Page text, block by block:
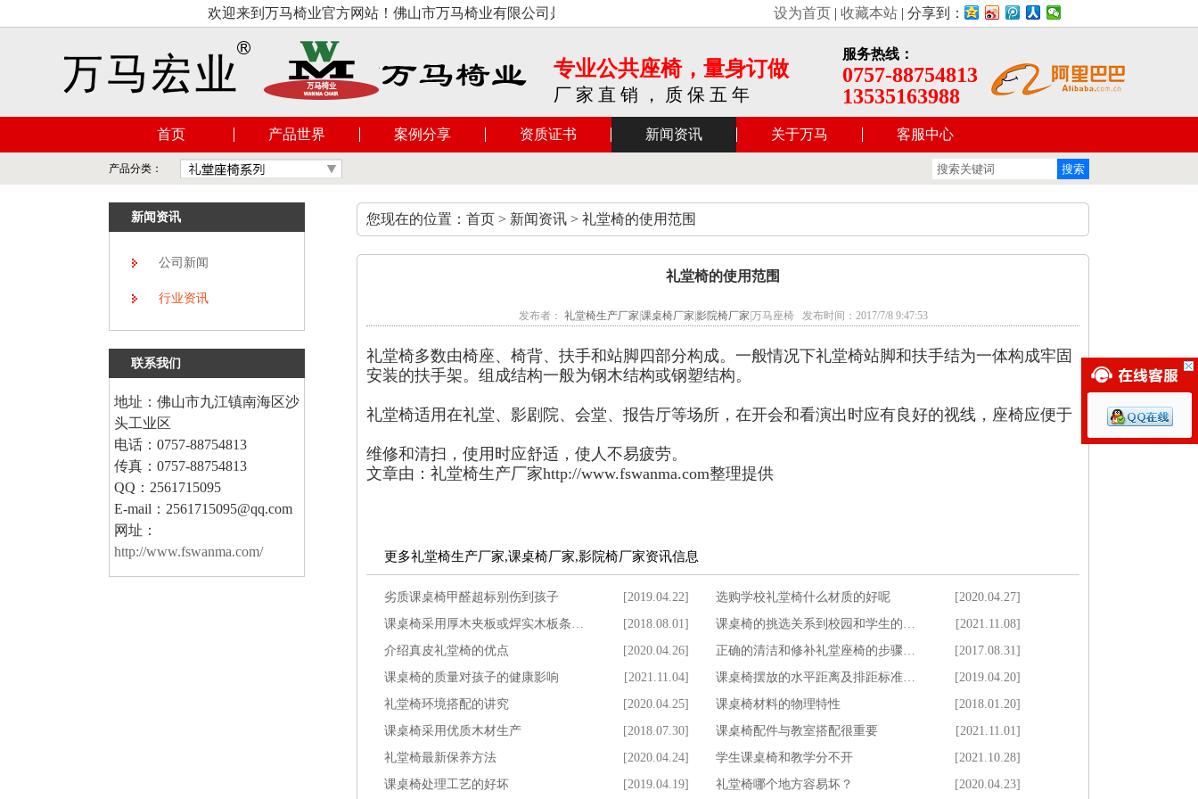
欢迎来到万马椅业官方网站！佛山市万马椅业有限公司是一家专业制造、生产、销售礼堂座椅、影院座椅、学校阶梯课桌椅的生产厂家，公司的经营理念：顾
设为首页 | 收藏本站 | 分享到：
专业公共座椅，量身订做
厂 家 直 销 ， 质 保 五 年
服务热线：
0757-88754813
13535163988
首页 产品世界 案例分享 资质证书 新闻资讯 关于万马 客服中心
产品分类：
新闻资讯
公司新闻
行业资讯
联系我们
地址：佛山市九江镇南海区沙
头工业区
电话：0757-88754813
传真：0757-88754813
QQ：2561715095
E-mail：2561715095@qq.com
网址：
http://www.fswanma.com/
您现在的位置：首页 > 新闻资讯 > 礼堂椅的使用范围
礼堂椅的使用范围
发布者： 礼堂椅生产厂家 课桌椅厂家 影院椅厂家 |万马座椅 发布时间：2017/7/8 9:47:53
礼堂椅多数由椅座、椅背、扶手和站脚四部分构成。一般情况下礼堂椅站脚和扶手结为一体构成牢固
安装的扶手架。组成结构一般为钢木结构或钢塑结构。
礼堂椅适用在礼堂、影剧院、会堂、报告厅等场所，在开会和看演出时应有良好的视线，座椅应便于
维修和清扫，使用时应舒适，使人不易疲劳。
文章由：礼堂椅生产厂家http://www.fswanma.com整理提供
更多礼堂椅生产厂家,课桌椅厂家,影院椅厂家资讯信息
[2019.04.22]
劣质课桌椅甲醛超标别伤到孩子 [2020.04.27]
选购学校礼堂椅什么材质的好呢
[2018.08.01]
课桌椅采用厚木夹板或焊实木板条… [2021.11.08]
课桌椅的挑选关系到校园和学生的…
[2020.04.26]
介绍真皮礼堂椅的优点 [2017.08.31]
正确的清洁和修补礼堂座椅的步骤…
[2021.11.04]
课桌椅的质量对孩子的健康影响 [2019.04.20]
课桌椅摆放的水平距离及排距标准…
[2020.04.25]
礼堂椅环境搭配的讲究 [2018.01.20]
课桌椅材料的物理特性
[2018.07.30]
课桌椅采用优质木材生产 [2021.11.01]
课桌椅配件与教室搭配很重要
[2020.04.24]
礼堂椅最新保养方法 [2021.10.28]
学生课桌椅和教学分不开
[2019.04.19]
课桌椅处理工艺的好坏 [2020.04.23]
礼堂椅哪个地方容易坏？